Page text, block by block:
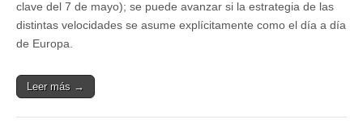
clave del 7 de mayo); se puede avanzar si la estrategia de las
distintas velocidades se asume explícitamente como el día a día
de Europa.
Leer más →